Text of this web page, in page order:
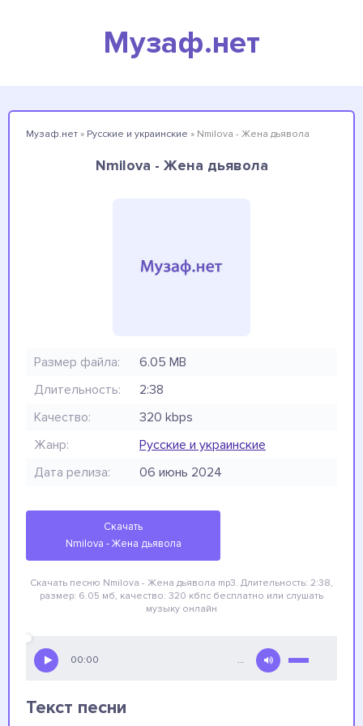
Музаф.нет
Музаф.нет » Русские и украинские » Nmilova - Жена дьявола
Nmilova - Жена дьявола
Размер файла:
6.05 MB
Длительность:
2:38
Качество:
320 kbps
Жанр:
Русские и украинские
Дата релиза:
06 июнь 2024
Скачать
Nmilova - Жена дьявола
Скачать песню Nmilova - Жена дьявола mp3. Длительность: 2:38,
размер: 6.05 мб, качество: 320 кбпс бесплатно или слушать
музыку онлайн
00:00 …
Текст песни